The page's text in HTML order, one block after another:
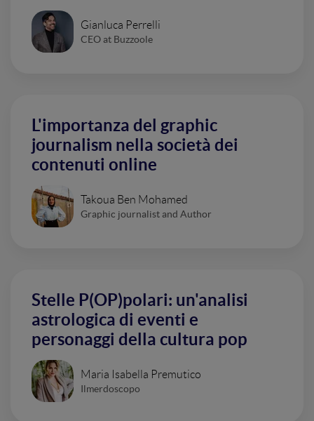
Gianluca Perrelli
CEO at Buzzoole
L'importanza del graphic
journalism nella società dei
contenuti online
Takoua Ben Mohamed
Graphic journalist and Author
Stelle P(OP)polari: un'analisi
astrologica di eventi e
personaggi della cultura pop
Maria Isabella Premutico
Ilmerdoscopo